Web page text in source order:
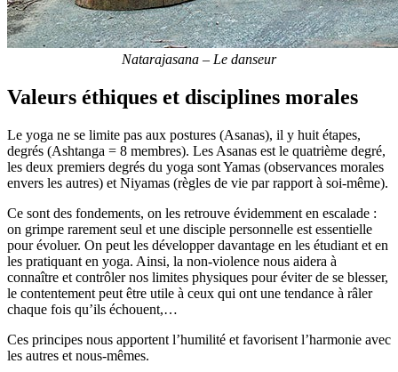
Natarajasana – Le danseur
Valeurs éthiques et disciplines morales
Le yoga ne se limite pas aux postures (Asanas), il y huit étapes,
degrés (Ashtanga = 8 membres). Les Asanas est le quatrième degré,
les deux premiers degrés du yoga sont Yamas (observances morales
envers les autres) et Niyamas (règles de vie par rapport à soi-même).
Ce sont des fondements, on les retrouve évidemment en escalade :
on grimpe rarement seul et une disciple personnelle est essentielle
pour évoluer. On peut les développer davantage en les étudiant et en
les pratiquant en yoga. Ainsi, la non-violence nous aidera à
connaître et contrôler nos limites physiques pour éviter de se blesser,
le contentement peut être utile à ceux qui ont une tendance à râler
chaque fois qu’ils échouent,…
Ces principes nous apportent l’humilité et favorisent l’harmonie avec
les autres et nous-mêmes.